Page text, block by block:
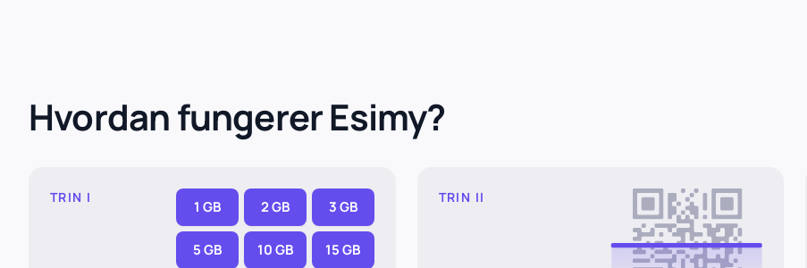
Hvordan fungerer Esimy?
TRIN I
1 GB 2 GB 3 GB
5 GB 10 GB 15 GB
TRIN II